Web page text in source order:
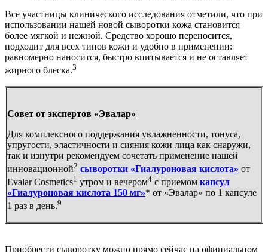
Все участницы клинического исследования отметили, что при
использовании нашей новой сыворотки кожа становится
более мягкой и нежной. Средство хорошо переносится,
подходит для всех типов кожи и удобно в применении:
равномерно наносится, быстро впитывается и не оставляет
жирного блеска.3
Совет от экспертов «Эвалар»
Для комплексного поддержания увлажненности, тонуса,
упругости, эластичности и сияния кожи лица как снаружи,
так и изнутри рекомендуем сочетать применение нашей
инновационной2 сыворотки «Гиалуроновая кислота» от
Evalar Cosmetics1 утром и вечером4 с приемом капсул
«Гиалуроновая кислота 150 мг»* от «Эвалар» по 1 капсуле
1 раз в день.9
Приобрести сыворотку можно прямо сейчас на официальном